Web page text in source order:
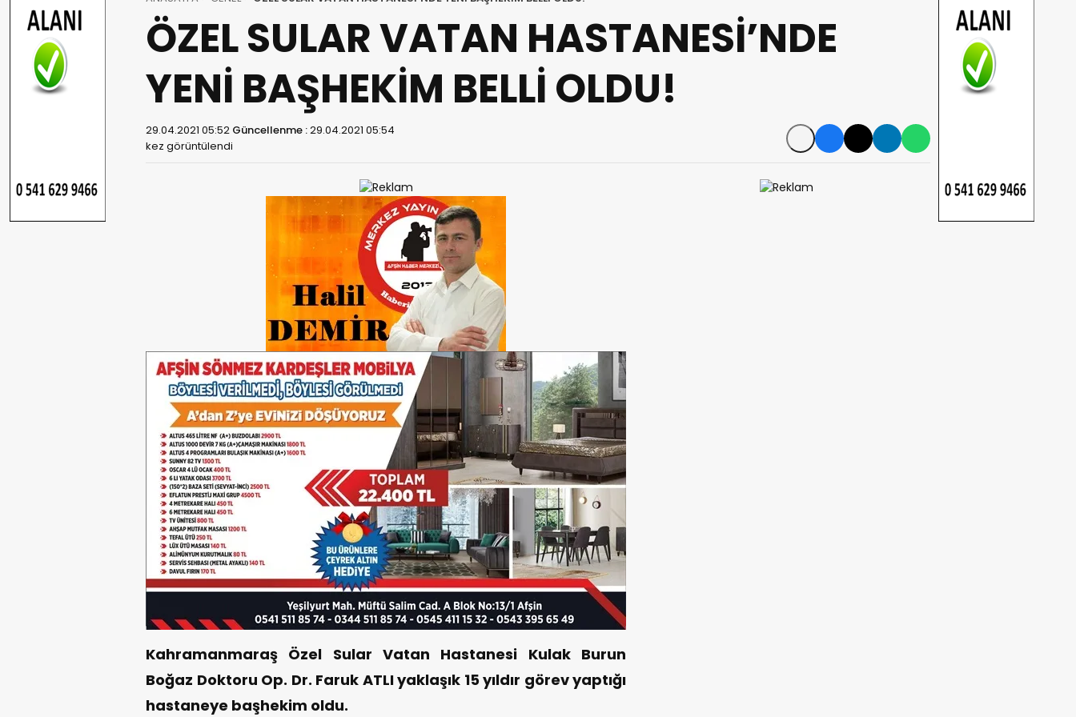
ÖZEL SULAR VATAN HASTANESİ’NDE
YENİ BAŞHEKİM BELLİ OLDU!
29.04.2021 05:52 Güncellenme :29.04.2021 05:54
kez görüntülendi
Kahramanmaraş Özel Sular Vatan Hastanesi Kulak Burun
Boğaz Doktoru Op. Dr. Faruk ATLI yaklaşık 15 yıldır görev yaptığı
hastaneye başhekim oldu.